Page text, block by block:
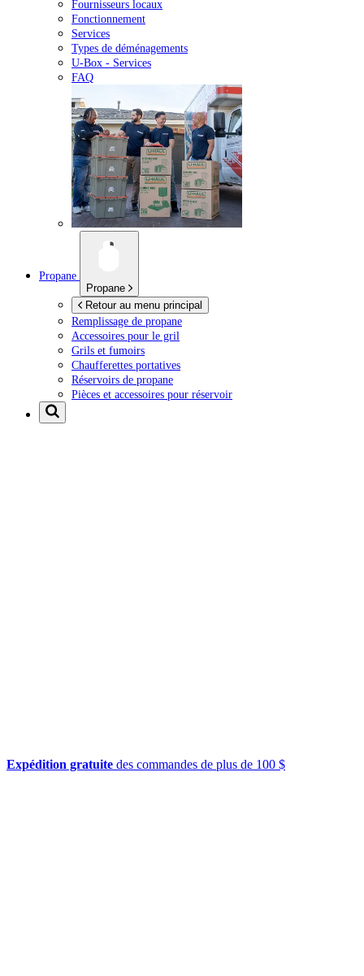
Fournisseurs locaux
Fonctionnement
Services
Types de déménagements
U-Box - Services
FAQ
Propane
Propane
Retour au menu principal
Remplissage de propane
Accessoires pour le gril
Grils et fumoirs
Chaufferettes portatives
Réservoirs de propane
Pièces et accessoires pour réservoir
Expédition gratuite des commandes de plus de 100 $